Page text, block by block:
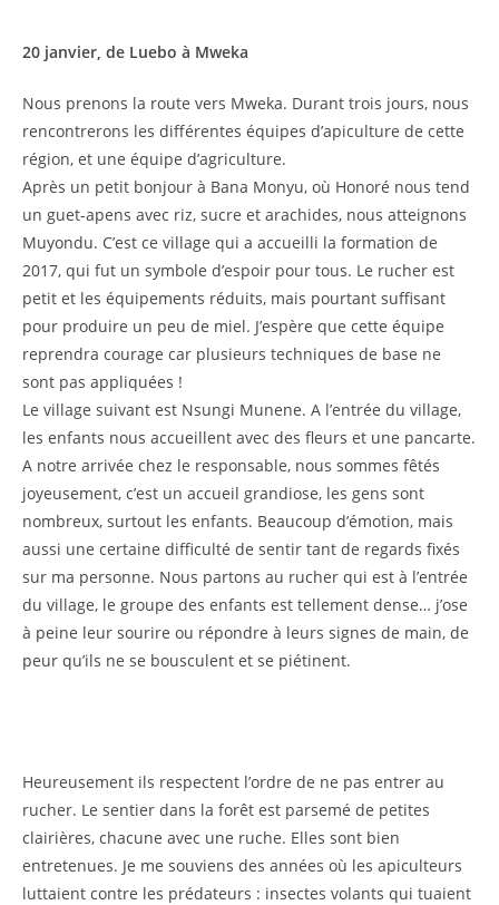
20 janvier, de Luebo à Mweka
Nous prenons la route vers Mweka. Durant trois jours, nous
rencontrerons les différentes équipes d’apiculture de cette
région, et une équipe d’agriculture.
Après un petit bonjour à Bana Monyu, où Honoré nous tend
un guet-apens avec riz, sucre et arachides, nous atteignons
Muyondu. C’est ce village qui a accueilli la formation de
2017, qui fut un symbole d’espoir pour tous. Le rucher est
petit et les équipements réduits, mais pourtant suffisant
pour produire un peu de miel. J’espère que cette équipe
reprendra courage car plusieurs techniques de base ne
sont pas appliquées !
Le village suivant est Nsungi Munene. A l’entrée du village,
les enfants nous accueillent avec des fleurs et une pancarte.
A notre arrivée chez le responsable, nous sommes fêtés
joyeusement, c’est un accueil grandiose, les gens sont
nombreux, surtout les enfants. Beaucoup d’émotion, mais
aussi une certaine difficulté de sentir tant de regards fixés
sur ma personne. Nous partons au rucher qui est à l’entrée
du village, le groupe des enfants est tellement dense… j’ose
à peine leur sourire ou répondre à leurs signes de main, de
peur qu’ils ne se bousculent et se piétinent.
Heureusement ils respectent l’ordre de ne pas entrer au
rucher. Le sentier dans la forêt est parsemé de petites
clairières, chacune avec une ruche. Elles sont bien
entretenues. Je me souviens des années où les apiculteurs
luttaient contre les prédateurs : insectes volants qui tuaient